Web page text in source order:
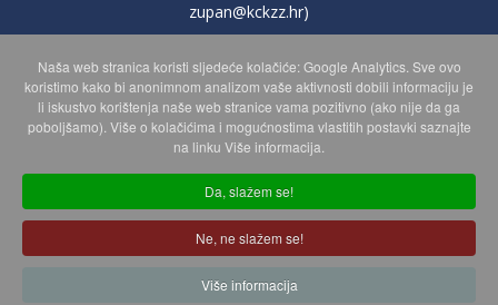
zupan@kckzz.hr)
POLITIKA ZAŠTITE PRIVATNOSTI OSOBNIH PODATAKA
MAPA WEBA
Copyright © 2026 Koprivničko - križevačka županija. Sva prava
zadržana.
© 2018 Your Company. Designed By
Naša web stranica koristi sljedeće kolačiće: Google Analytics. Sve ovo
koristimo kako bi anonimnom analizom vaše aktivnosti dobili informaciju je
li iskustvo korištenja naše web stranice vama pozitivno (ako nije da ga
poboljšamo). Više o kolačićima i mogućnostima vlastitih postavki saznajte
na linku Više informacija.
Da, slažem se!
Ne, ne slažem se!
Više informacija